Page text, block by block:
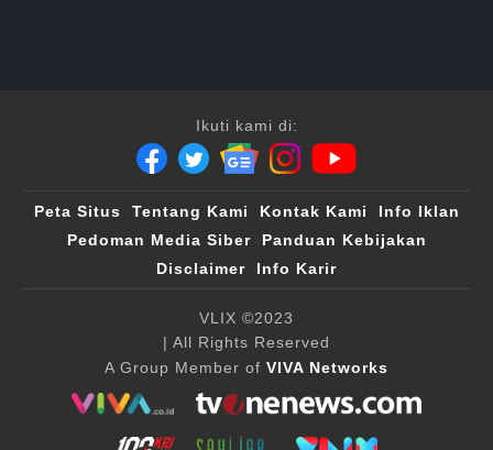
Ikuti kami di:
Peta Situs Tentang Kami Kontak Kami
Info Iklan
Pedoman Media Siber
Panduan Kebijakan
Disclaimer
Info Karir
VLIX ©2023
| All Rights Reserved
A Group Member of VIVA Networks